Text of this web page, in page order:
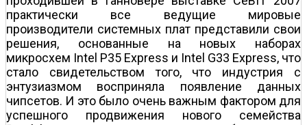
практически все ведущие мировые
производители системных плат представили свои
решения, основанные на новых наборах
микросхем Intel P35 Express и Intel G33 Express, что
стало свидетельством того, что индустрия с
энтузиазмом восприняла появление данных
чипсетов. И это было очень важным фактором для
успешного продвижения нового семейства